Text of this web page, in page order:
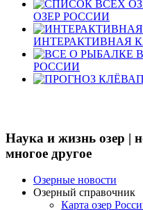
ОЗЕР РОССИИ
ИНТЕРАКТИВНАЯ
РОССИИ
Наука и жизнь озер |
многое другое
Озерные новости
Озерный справочник
Карта озер